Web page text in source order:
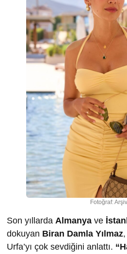
Fotoğraf: Arşiv
Son yıllarda Almanya ve
dokuyan Biran Damla Yılmaz
Urfa’yı çok sevdiğini anlattı.